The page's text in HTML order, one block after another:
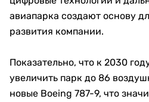
авиапарка создают основу
развития компании.
Показательно, что к 2030
увеличить парк до 86
новые Boeing 787-9, что